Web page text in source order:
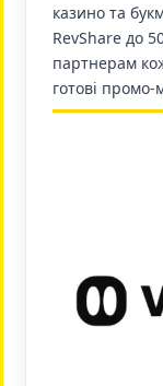
казино та
RevShare до
партнерам
готові промо-